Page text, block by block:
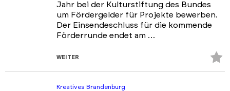
Jahr bei der Kulturstiftung des Bundes
um Fördergelder für Projekte bewerben.
Der Einsendeschluss für die kommende
Förderrunde endet am …
WEITER
Kreatives Brandenburg